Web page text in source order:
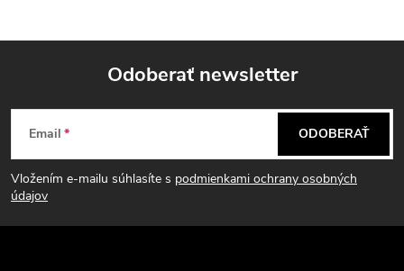
Z
á
p
Odoberať newsletter
Email
Vložením e-mailu súhlasíte s podmienkami ochrany osobných
údajov
ODOBERAŤ